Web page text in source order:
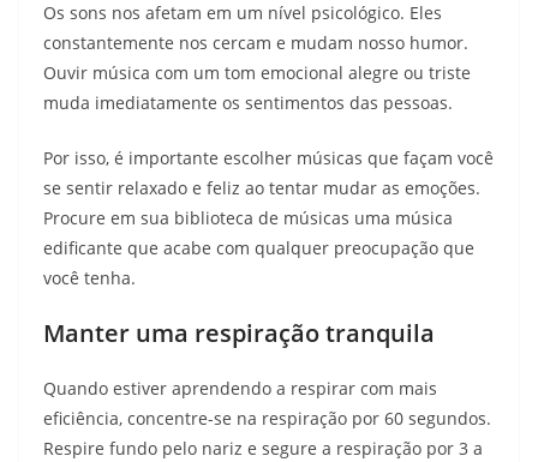
Os sons nos afetam em um nível psicológico. Eles
constantemente nos cercam e mudam nosso humor.
Ouvir música com um tom emocional alegre ou triste
muda imediatamente os sentimentos das pessoas.
Por isso, é importante escolher músicas que façam você
se sentir relaxado e feliz ao tentar mudar as emoções.
Procure em sua biblioteca de músicas uma música
edificante que acabe com qualquer preocupação que
você tenha.
Manter uma respiração tranquila
Quando estiver aprendendo a respirar com mais
eficiência, concentre-se na respiração por 60 segundos.
Respire fundo pelo nariz e segure a respiração por 3 a